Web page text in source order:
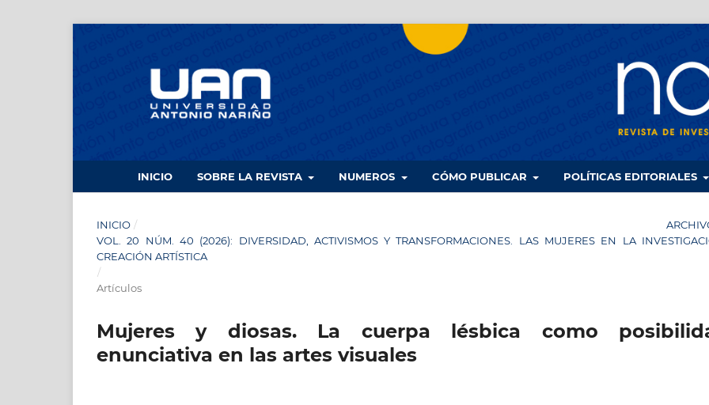
INICIO SOBRE LA REVISTA NUMEROS CÓMO PUBLICAR POLÍTICAS EDITORIALES
INICIO /
VOL. 20 NÚM. 40 (2026): DIVERSIDAD, ACTIVISMOS Y TRANSFORMACIONES. LAS MUJERES EN LA
CREACIÓN ARTÍSTICA
/
Artículos
Mujeres y diosas. La cuerpa lésbica como
enunciativa en las artes visuales